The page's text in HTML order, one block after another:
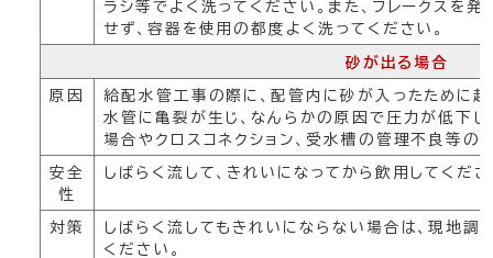
ラシ等でよく洗ってください。また、フレークスを
せず、容器を使用の都度よく洗ってください。
砂が出る場合
原因
給配水管工事の際に、配管内に砂が入ったために
水管に亀裂が生じ、なんらかの原因で圧力が低下
場合やクロスコネクション、受水槽の管理不良等の
安全
性
しばらく流して、きれいになってから飲用してくださ
対策
しばらく流してもきれいにならない場合は、現地
ください。